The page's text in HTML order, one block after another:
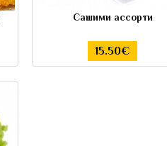
Сашими ассорти
15.50€